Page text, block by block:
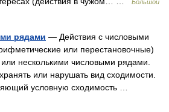
Большой
рядами — Действия с числовыми
или перестановочные)
несколькими числовыми рядами.
или нарушать вид сходимости.
условную сходимость …